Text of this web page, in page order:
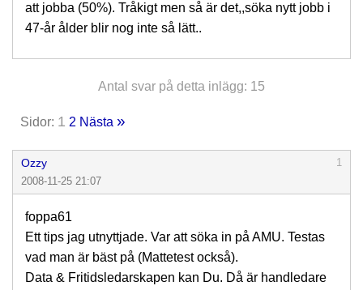
att jobba (50%). Tråkigt men så är det,,söka nytt jobb i
47-år ålder blir nog inte så lätt..
Antal svar på detta inlägg: 15
Sidor: 1 2 Nästa »
Ozzy
1
2008-11-25 21:07
foppa61
Ett tips jag utnyttjade. Var att söka in på AMU. Testas
vad man är bäst på (Mattetest också).
Data & Fritidsledarskapen kan Du. Då är handledare